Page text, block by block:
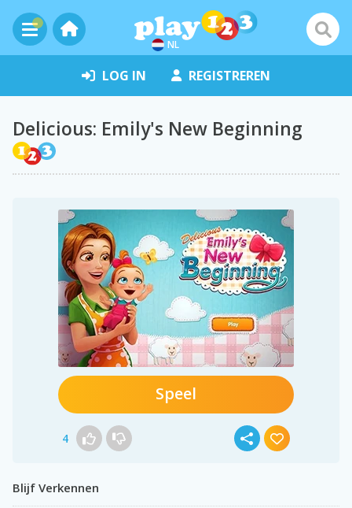
NL
LOG IN REGISTREREN
Delicious: Emily's New Beginning
Speel
4
Blijf Verkennen